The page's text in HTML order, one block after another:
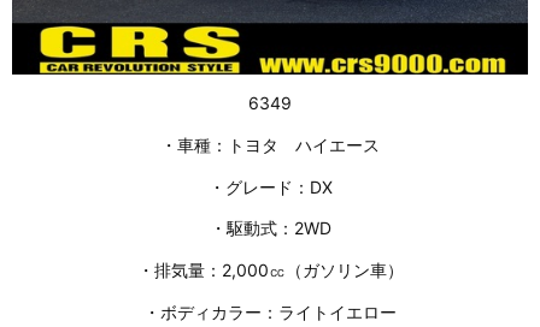
6349
・車種：トヨタ ハイエース
・グレード：DX
・駆動式：2WD
・排気量：2,000㏄（ガソリン車）
・ボディカラー：ライトイエロー